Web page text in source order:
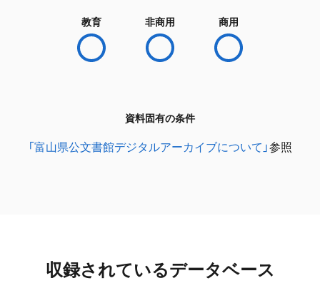
教育 非商用 商用
資料固有の条件
「富山県公文書館デジタルアーカイブについて」参照
収録されているデータベース